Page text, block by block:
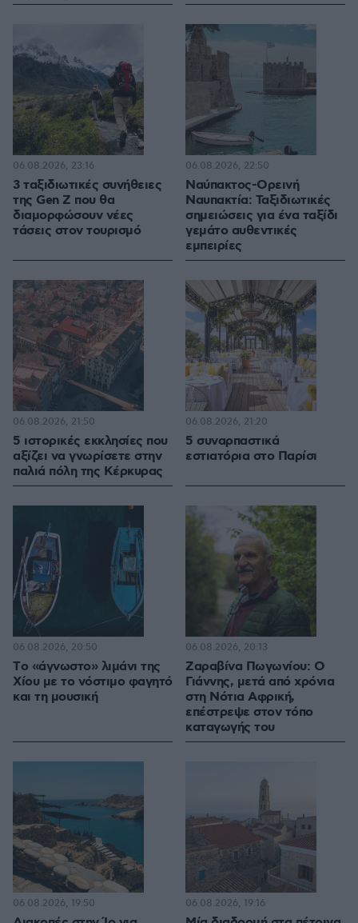
3 ταξιδιωτικές συνήθειες
της Gen Z που θα
διαμορφώσουν νέες
τάσεις στον τουρισμό
06.08.2026, 23:16
Ναύπακτος-Ορεινή
Ναυπακτία: Ταξιδιωτικές
σημειώσεις για ένα ταξίδι
γεμάτο αυθεντικές
εμπειρίες
06.08.2026, 22:50
5 ιστορικές εκκλησίες που
αξίζει να γνωρίσετε στην
παλιά πόλη της Κέρκυρας
06.08.2026, 21:50
5 συναρπαστικά
εστιατόρια στο Παρίσι
06.08.2026, 21:20
Tο «άγνωστο» λιμάνι της
Χίου με το νόστιμο φαγητό
και τη μουσική
06.08.2026, 20:50
Ζαραβίνα Πωγωνίου: Ο
Γιάννης, μετά από χρόνια
στη Νότια Αφρική,
επέστρεψε στον τόπο
καταγωγής του
06.08.2026, 20:13
06.08.2026, 19:50 06.08.2026, 19:16